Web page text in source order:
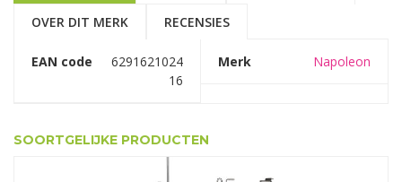
OVER DIT MERK RECENSIES
EAN code
6291621024
16
Merk Napoleon
SOORTGELIJKE PRODUCTEN